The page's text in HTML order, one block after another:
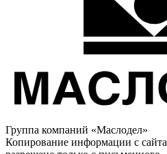
Группа компаний «Маслодел»
Копирование информации с сайта